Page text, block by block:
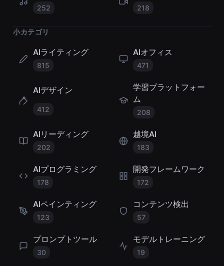
252 218
小カテゴリ
AIライティング
815
AIオフィス
471
AIデザイン
412
学習プラットフォー
ム
208
AIリーディング
202
越境AI
183
AIプログラミング
178
開発フレームワーク
172
AIペインティング
123
コンテンツ検出
57
プロンプトツール
30
モデルトレーニング
19